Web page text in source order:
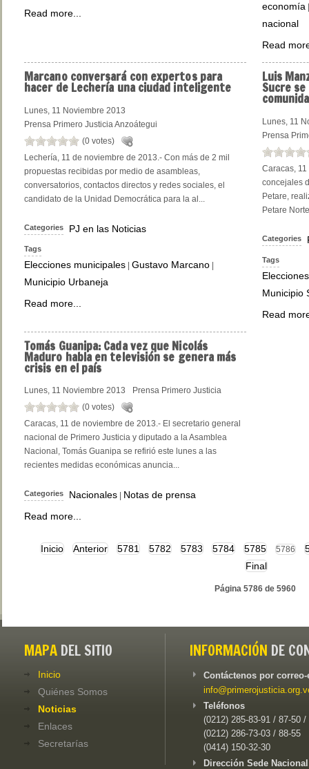
Read more...
economía
nacional
Read
Marcanoconversará con expertos para
hacer de Lechería una ciudad inteligente
Lunes, 11 Noviembre 2013
Prensa Primero Justicia Anzoátegui
(0 votes)
Lechería, 11 de noviembre de 2013.- Con más de 2 mil
propuestas recibidas por medio de asambleas,
conversatorios, contactos directos y redes sociales, el
candidato de la Unidad Democrática para la al...
Categories PJ en las Noticias
Tags
Elecciones municipales | Gustavo Marcano |
Municipio Urbaneja
Read more...
Luis
Sucre
Lunes, 11
Prensa
Caracas,
concejales
Petare,
Petare
Categories
Tags
Municipio
Read
Tomás Guanipa: Cada vez que Nicolás
Maduro habla en televisión se genera más
crisis en el país
Lunes, 11 Noviembre 2013
Prensa Primero Justicia
(0 votes)
Caracas, 11 de noviembre de 2013.- El secretario general
nacional de Primero Justicia y diputado a la Asamblea
Nacional, Tomás Guanipa se refirió este lunes a las
recientes medidas económicas anuncia...
Categories Nacionales
Notas de prensa
Read more...
Inicio Anterior 5781 5782 5783 5784 5785 5786
Final
Página 5786 de 5960
MAPA DEL SITIO
Inicio
Quiénes Somos
Noticias
Enlaces
Secretarías
INFORMACIÓN DE
Contáctenos por
Teléfonos
(0212) 285-83-91 / 87-50 /
(0212) 286-73-03 / 88-55
(0414) 150-32-30
Dirección Sede